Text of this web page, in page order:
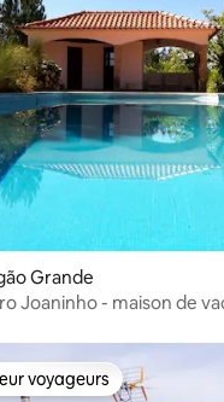
Grande
Joaninho - maison de
voyageurs
voyageurs